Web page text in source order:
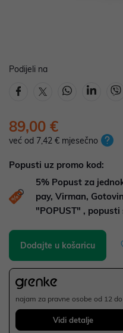
Podijeli na
89,00 €
već od 7,42 € mjesečno
Popusti uz promo kod:
5% Popust za
pay, Virman,
"POPUST" ,
Dodajte u košaricu
najam za pravne osobe od 12
Vidi detalje